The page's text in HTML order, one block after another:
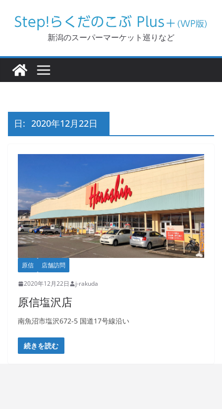
新潟のスーパーマーケット巡りなど
日: 2020年12月22日
原信 店舗訪問
2020年12月22日 j-rakuda
原信塩沢店
南魚沼市塩沢672-5 国道17号線沿い
続きを読む